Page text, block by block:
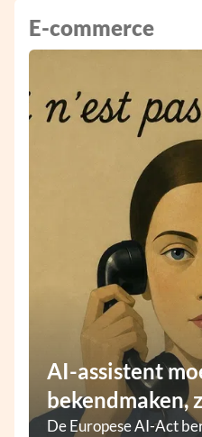
E-commerce
AI-assistent
bekendmaken,
De Europese AI-Act